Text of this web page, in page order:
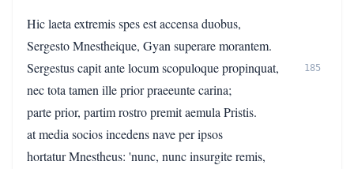
Hic laeta extremis spes est accensa duobus,
Sergesto Mnestheique, Gyan superare morantem.
Sergestus capit ante locum scopuloque propinquat,
185
nec tota tamen ille prior praeeunte carina;
parte prior, partim rostro premit aemula Pristis.
at media socios incedens nave per ipsos
hortatur Mnestheus: 'nunc, nunc insurgite remis,